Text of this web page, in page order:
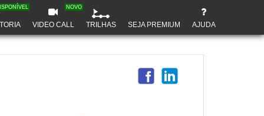
VIDEO CALL
NOVO
TRILHAS SEJA PREMIUM AJUDA